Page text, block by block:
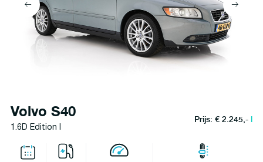
Volvo S40
1.6D Edition I
Prijs: € 2.245,-l